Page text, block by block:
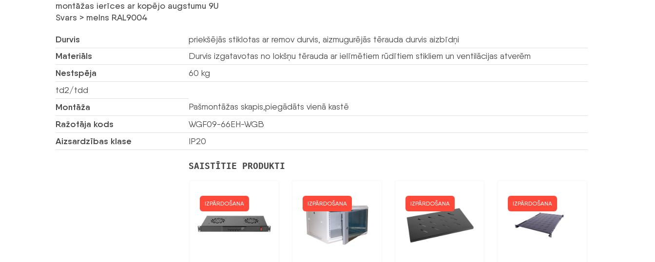
montāžas ierīces ar kopējo augstumu 9U
Svars > melns RAL9004
Durvis priekšējās stiklotas ar remov durvis, aizmugurējās tērauda durvis aizbīdņi
Materiāls Durvis izgatavotas no lokšņu tērauda ar ielīmētiem rūdītiem stikliem un ventilācijas atverēm
Nestspēja
60 kg
td2/tdd
Montāža Pašmontāžas skapis,piegādāts vienā kastē
Ražotāja kods WGF09-66EH-WGB
Aizsardzības klase IP20
SAISTĪTIE PRODUKTI
IZPĀRDOŠANA IZPĀRDOŠANA IZPĀRDOŠANA IZPĀRDOŠANA